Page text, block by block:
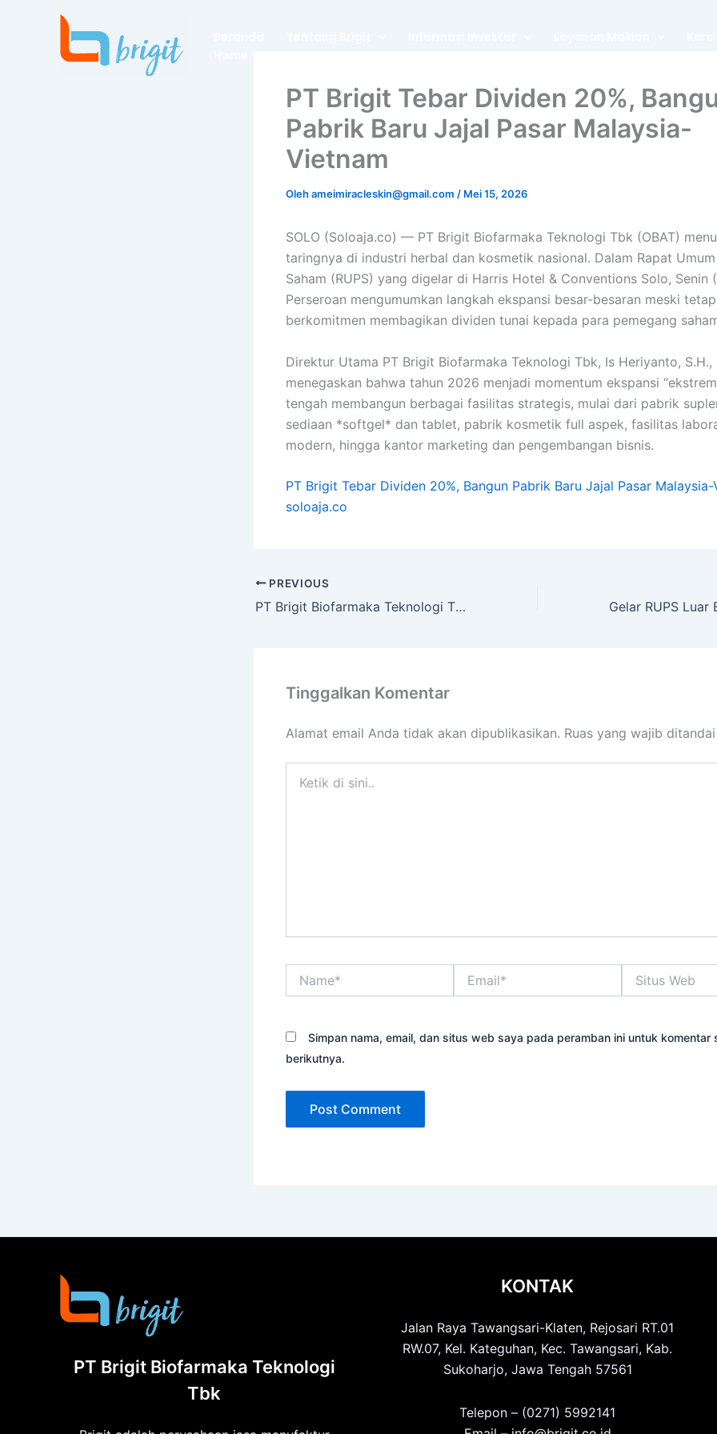
PT Brigit Tebar Dividen 20%,
Pabrik Baru Jajal Pasar Malaysia-
Vietnam
Olehameimiracleskin@gmail.com / Mei 15, 2026
SOLO (Soloaja.co) — PT Brigit Biofarmaka Teknologi Tbk (OBAT)
taringnya di industri herbal dan kosmetik nasional. Dalam Rapat
Saham (RUPS) yang digelar di Harris Hotel & Conventions Solo, Senin
Perseroan mengumumkan langkah ekspansi besar-besaran meski tetap
berkomitmen membagikan dividen tunai kepada para pemegang
Direktur Utama PT Brigit Biofarmaka Teknologi Tbk, Is Heriyanto, S.H.,
menegaskan bahwa tahun 2026 menjadi momentum ekspansi
tengah membangun berbagai fasilitas strategis, mulai dari pabrik
sediaan *softgel* dan tablet, pabrik kosmetik full aspek, fasilitas
modern, hingga kantor marketing dan pengembangan bisnis.
PT Brigit Tebar Dividen 20%, Bangun Pabrik Baru Jajal Pasar Malaysia-
soloaja.co
PREVIOUS
PT Brigit Biofarmaka Teknologi Tbk Bagikan Dividen Rp5,1 Miliar di Tengah Penurunan Laba
Tinggalkan Komentar
Alamat email Anda tidak akan dipublikasikan. Ruas yang wajib ditandai
Web
Simpan nama, email, dan situs web saya pada peramban ini untuk komentar
berikutnya.
PT Brigit Biofarmaka Teknologi
Tbk
KONTAK
Jalan Raya Tawangsari-Klaten, Rejosari RT.01
RW.07, Kel. Kateguhan, Kec. Tawangsari, Kab.
Sukoharjo, Jawa Tengah 57561
Telepon – (0271) 5992141